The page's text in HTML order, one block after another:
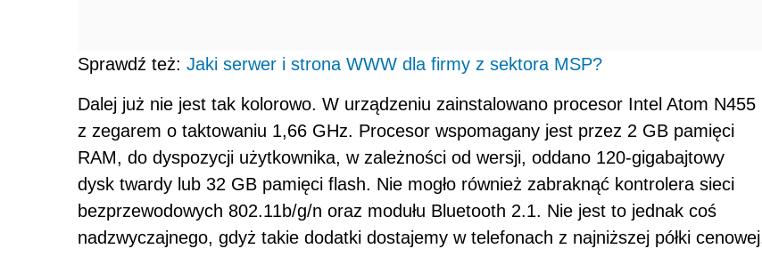
Sprawdź też: Jaki serwer i strona WWW dla firmy z sektora MSP?
Dalej już nie jest tak kolorowo. W urządzeniu zainstalowano procesor Intel Atom N455
z zegarem o taktowaniu 1,66 GHz. Procesor wspomagany jest przez 2 GB pamięci
RAM, do dyspozycji użytkownika, w zależności od wersji, oddano 120-gigabajtowy
dysk twardy lub 32 GB pamięci flash. Nie mogło również zabraknąć kontrolera sieci
bezprzewodowych 802.11b/g/n oraz modułu Bluetooth 2.1. Nie jest to jednak coś
nadzwyczajnego, gdyż takie dodatki dostajemy w telefonach z najniższej półki